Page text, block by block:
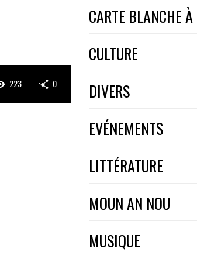
223 0
CARTE BLANCHE À
CULTURE
DIVERS
EVÉNEMENTS
LITTÉRATURE
MOUN AN NOU
MUSIQUE